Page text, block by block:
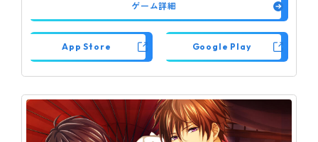
ゲーム詳細
App Store Google Play